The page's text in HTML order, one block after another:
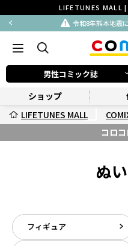
LIFETUNES MALL
令和8年熊本地震
男性コミック誌
ショップ
LIFETUNES MALL
コロ
ぬ
フィギュア